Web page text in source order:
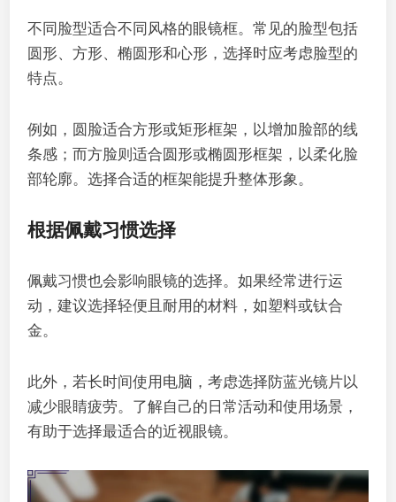
不同脸型适合不同风格的眼镜框。常见的脸型包括
圆形、方形、椭圆形和心形，选择时应考虑脸型的
特点。
例如，圆脸适合方形或矩形框架，以增加脸部的线
条感；而方脸则适合圆形或椭圆形框架，以柔化脸
部轮廓。选择合适的框架能提升整体形象。
根据佩戴习惯选择
佩戴习惯也会影响眼镜的选择。如果经常进行运
动，建议选择轻便且耐用的材料，如塑料或钛合
金。
此外，若长时间使用电脑，考虑选择防蓝光镜片以
减少眼睛疲劳。了解自己的日常活动和使用场景，
有助于选择最适合的近视眼镜。